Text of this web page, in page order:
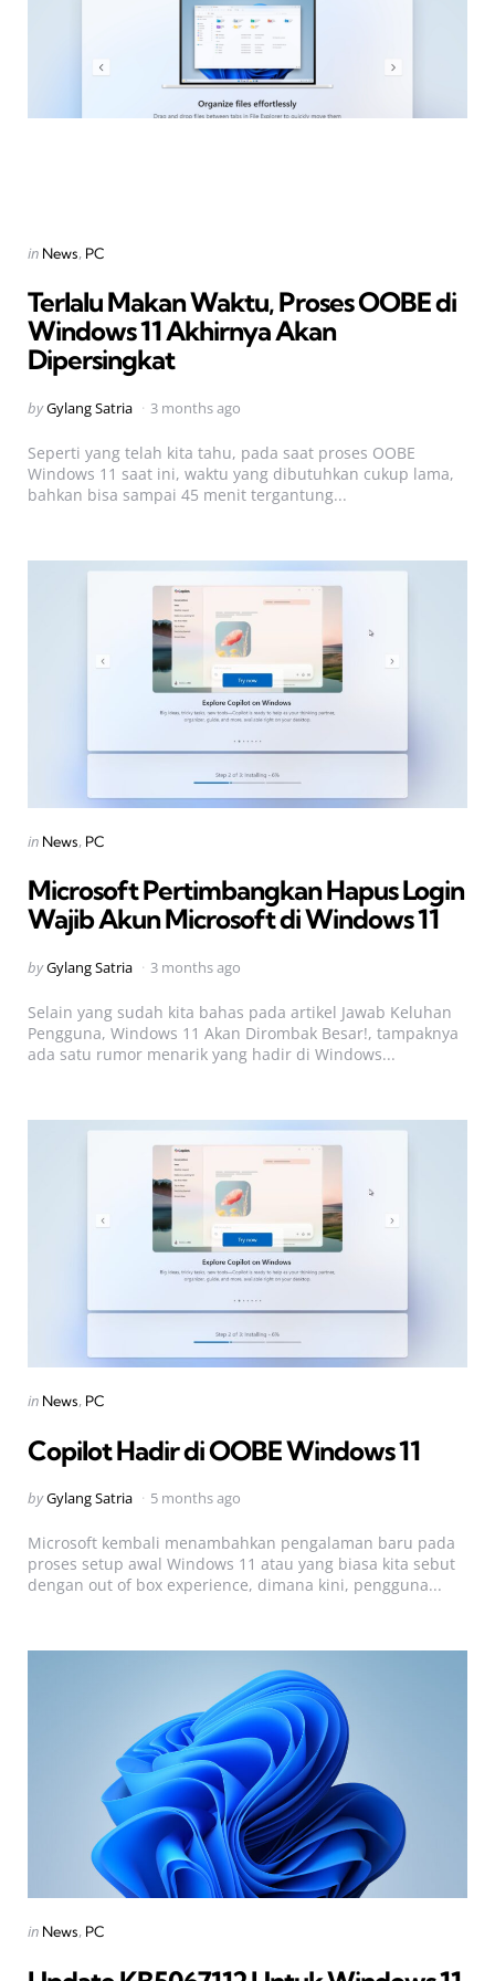
Categories
Posted
in News PC
Terlalu Makan Waktu, Proses OOBE di
Windows 11 Akhirnya Akan
Dipersingkat
Posted
byGylang Satria 3 months ago
Seperti yang telah kita tahu, pada saat proses OOBE
Windows 11 saat ini, waktu yang dibutuhkan cukup lama,
bahkan bisa sampai 45 menit tergantung...
Categories
Posted
in News PC
Microsoft Pertimbangkan Hapus Login
Wajib Akun Microsoft di Windows 11
Posted
byGylang Satria 3 months ago
Selain yang sudah kita bahas pada artikel Jawab Keluhan
Pengguna, Windows 11 Akan Dirombak Besar!, tampaknya
ada satu rumor menarik yang hadir di Windows...
Categories
Posted
in News PC
Copilot Hadir di OOBE Windows 11
Posted
byGylang Satria 5 months ago
Microsoft kembali menambahkan pengalaman baru pada
proses setup awal Windows 11 atau yang biasa kita sebut
dengan out of box experience, dimana kini, pengguna...
Categories
Posted
in News PC